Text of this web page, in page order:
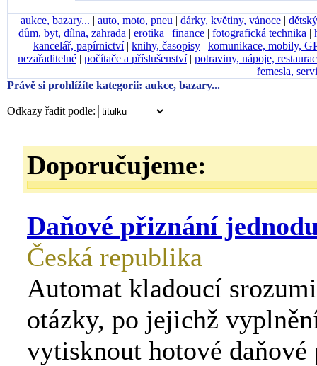
aukce, bazary... | auto, moto, pneu | dárky, květiny, vánoce|
dům, byt, dílna, zahrada | erotika | finance| fotografická technika |
kancelář, papírnictví| knihy, časopisy | komunikace, mobily,
nezařaditelné | počítače a příslušenství| potraviny, nápoje,
řemesla,
Právě si prohlížíte kategorii: aukce, bazary...
Odkazy řadit podle:
Doporučujeme:
Daňové přiznání
Česká republika
Automat kladoucí
otázky, po jejichž
vytisknout hotové daňové